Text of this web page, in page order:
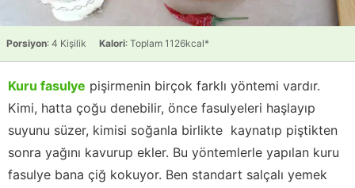
Porsiyon: 4 Kişilik Kalori: Toplam 1126kcal*
Kuru fasulye pişirmenin birçok farklı yöntemi vardır.
Kimi, hatta çoğu denebilir, önce fasulyeleri haşlayıp
suyunu süzer, kimisi soğanla birlikte kaynatıp piştikten
sonra yağını kavurup ekler. Bu yöntemlerle yapılan kuru
fasulye bana çiğ kokuyor. Ben standart salçalı yemek